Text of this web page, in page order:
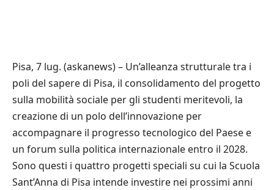
Pisa, 7 lug. (askanews) – Un’alleanza strutturale tra i
poli del sapere di Pisa, il consolidamento del progetto
sulla mobilità sociale per gli studenti meritevoli, la
creazione di un polo dell’innovazione per
accompagnare il progresso tecnologico del Paese e
un forum sulla politica internazionale entro il 2028.
Sono questi i quattro progetti speciali su cui la Scuola
Sant’Anna di Pisa intende investire nei prossimi anni